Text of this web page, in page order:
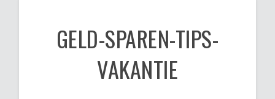
GELD-SPAREN-TIPS-
VAKANTIE